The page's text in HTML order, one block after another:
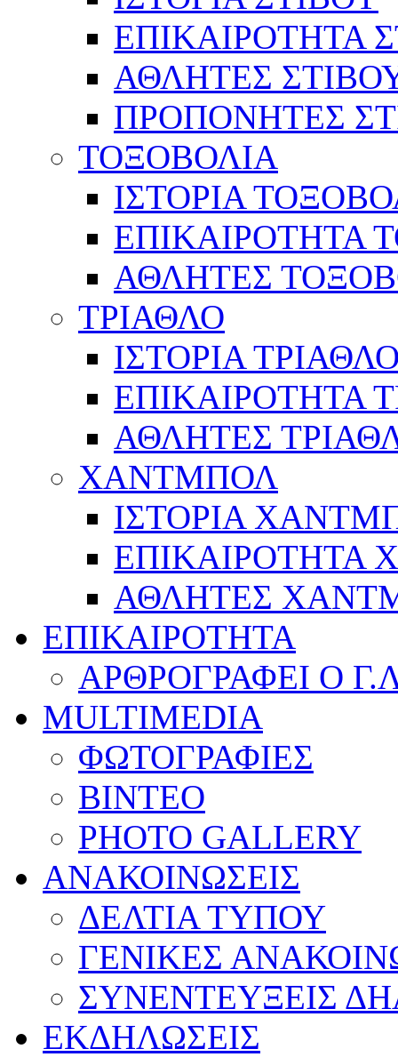
ΕΠΙΚΑΙΡΟΤΗΤΑ
ΑΘΛΗΤΕΣ
ΠΡΟΠΟΝΗΤΕΣ
ΤΟΞΟΒΟΛΙΑ
ΙΣΤΟΡΙΑ
ΕΠΙΚΑΙΡΟΤΗΤΑ
ΑΘΛΗΤΕΣ
ΤΡΙΑΘΛΟ
ΙΣΤΟΡΙΑ
ΕΠΙΚΑΙΡΟΤΗΤΑ
ΑΘΛΗΤΕΣ
ΧΑΝΤΜΠΟΛ
ΙΣΤΟΡΙΑ
ΕΠΙΚΑΙΡΟΤΗΤΑ
ΑΘΛΗΤΕΣ
ΕΠΙΚΑΙΡΟΤΗΤΑ
ΑΡΘΡΟΓΡΑΦΕΙ Ο
MULTIMEDIA
ΦΩΤΟΓΡΑΦΙΕΣ
ΒΙΝΤΕΟ
PHOTO GALLERY
ΑΝΑΚΟΙΝΩΣΕΙΣ
ΔΕΛΤΙΑ ΤΥΠΟΥ
ΓΕΝΙΚΕΣ
ΣΥΝΕΝΤΕΥΞΕΙΣ
ΕΚΔΗΛΩΣΕΙΣ